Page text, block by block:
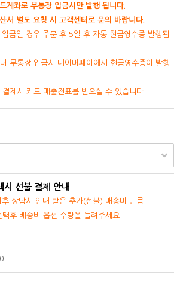
계좌로 무통장 입금시만 발행 됩니다.
서 별도 요청 시 고객센터로 문의 바랍니다.
입금일 경우 주문 후 5일 후 자동 현금영수증 발행됩
무통장 입금시 네이버페이에서 현금영수증이 발행
제시 카드 매출전표를 받으실 수 있습니다.
시 선불 결제 안내
상담시 안내 받은 추가(선불) 배송비 만큼
후 배송비 옵션 수량을 늘려주세요.